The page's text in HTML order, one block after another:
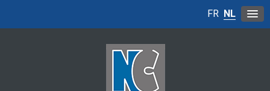
FR NL